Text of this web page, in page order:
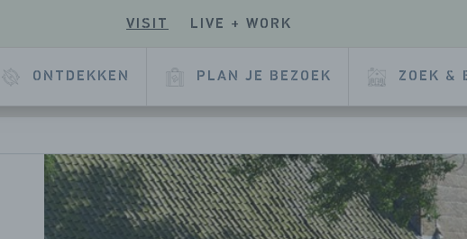
VISIT LIVE + WORK
ONTDEKKEN PLAN JE BEZOEK ZOEK &